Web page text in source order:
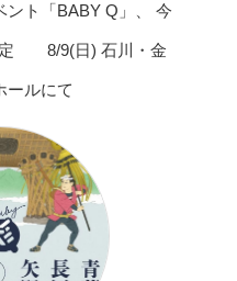
ント「BABY Q」、 今
定 8/9(日) 石川・金
ールにて